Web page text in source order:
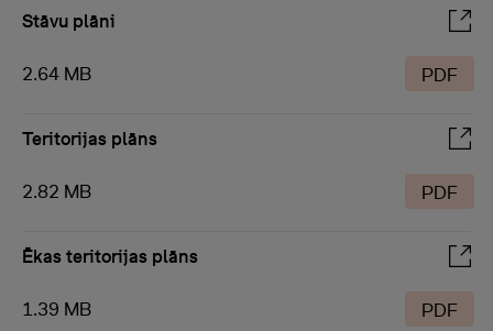
Stāvu plāni
2.64 MB PDF
Teritorijas plāns
2.82 MB PDF
Ēkas teritorijas plāns
1.39 MB PDF